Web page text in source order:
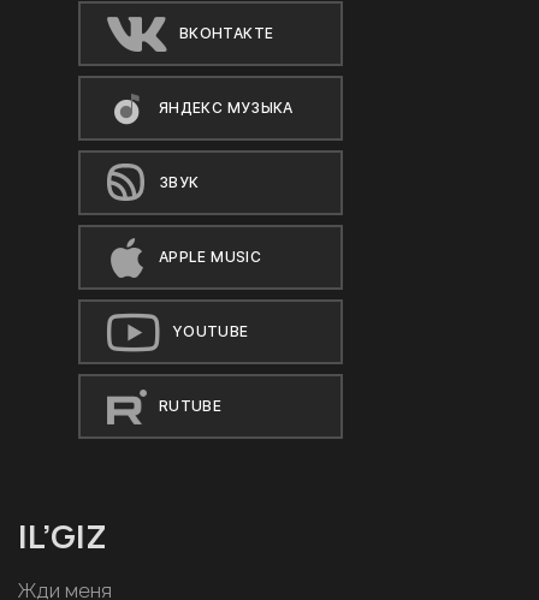
ВКОНТАКТЕ
ЯНДЕКС МУЗЫКА
ЗВУК
APPLE MUSIC
YOUTUBE
RUTUBE
IL’GIZ
Жди меня